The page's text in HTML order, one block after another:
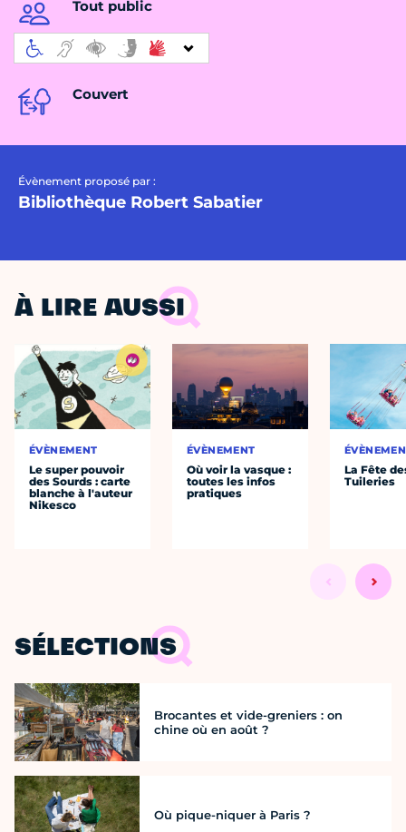
Tout public
Couvert
Évènement proposé par :
Bibliothèque Robert Sabatier
À LIRE AUSSI
ÉVÈNEMENT
Le super pouvoir
des Sourds : carte
blanche à l'auteur
Nikesco
ÉVÈNEMENT
Où voir la vasque :
toutes les infos
pratiques
La Fête
Tuileries
SÉLECTIONS
Brocantes et vide-greniers : on
chine où en août ?
Où pique-niquer à Paris ?